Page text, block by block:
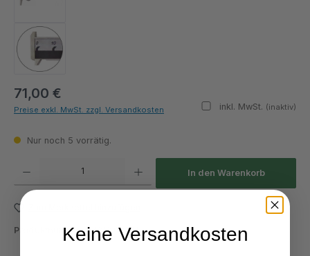
71,00 €
inkl. MwSt. (inaktiv)
Preise exkl. MwSt. zzgl. Versandkosten
Nur noch 5 vorrätig.
In den Warenkorb
Produktnummer:M218.095.N
Keine Versandkosten